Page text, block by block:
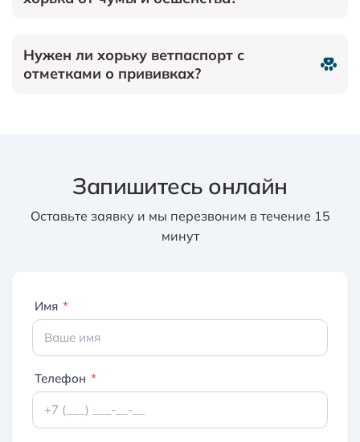
Нужен ли хорьку ветпаспорт с
отметками о прививках?
Запишитесь онлайн
Оставьте заявку и мы перезвоним в течение 15
минут
Имя *
Телефон *